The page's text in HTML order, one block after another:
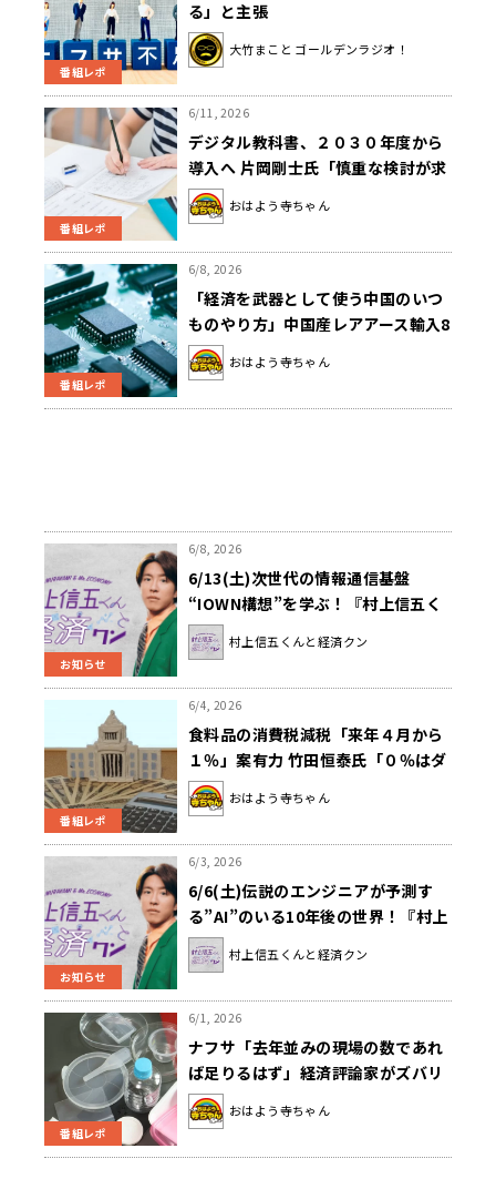
番組レポ
る」と主張
大竹まこと ゴールデンラジオ！
番組レポ
6/11, 2026
デジタル教科書、２０３０年度から
導入へ 片岡剛士氏「慎重な検討が求
められる」
おはよう寺ちゃん
番組レポ
6/8, 2026
「経済を武器として使う中国のいつ
ものやり方」中国産レアアース輸入8
割減
おはよう寺ちゃん
お知らせ
6/8, 2026
6/13(土)次世代の情報通信基盤
“IOWN構想”を学ぶ！『村上信五く
んと経済クン』
村上信五くんと経済クン
番組レポ
6/4, 2026
食料品の消費税減税「来年４月から
１％」案有力 竹田恒泰氏「０％はダ
メだけど１％は良いという根拠
が……」
おはよう寺ちゃん
お知らせ
6/3, 2026
6/6(土)伝説のエンジニアが予測す
る”AI”のいる10年後の世界！『村上
信五くんと経済クン』
村上信五くんと経済クン
番組レポ
6/1, 2026
ナフサ「去年並みの現場の数であれ
ば足りるはず」経済評論家がズバリ
解説
おはよう寺ちゃん